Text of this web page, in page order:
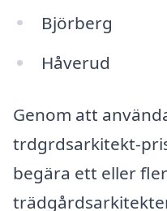
Björberg
Håverud
Genom att
trdgrdsarkitekt-
begära ett eller